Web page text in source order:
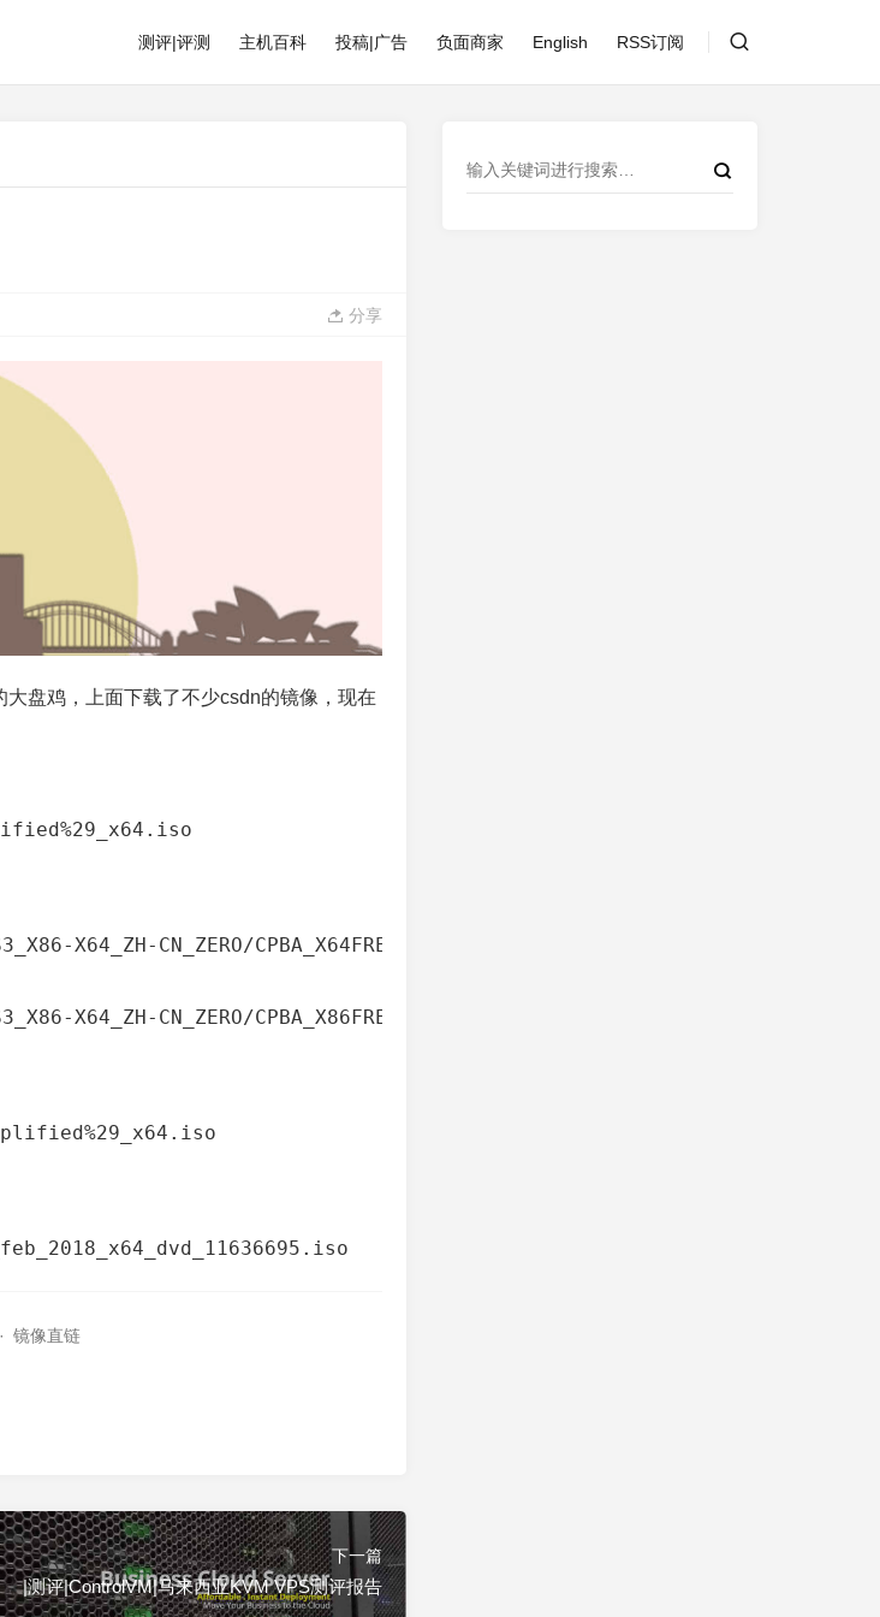
测评|评测 主机百科 投稿|广告 负面商家 English RSS订阅
分享
盘鸡，上面下载了不少csdn的镜像，现在
X64_ZH-CN_ZERO/CPBA_X64FRE_ZH-CN_ZERO.iso
X64_ZH-CN_ZERO/CPBA_X86FRE_ZH-CN_ZERO.iso
· 镜像直链
下一篇
|测评|ControlVM|马来西亚KVM VPS测评报告